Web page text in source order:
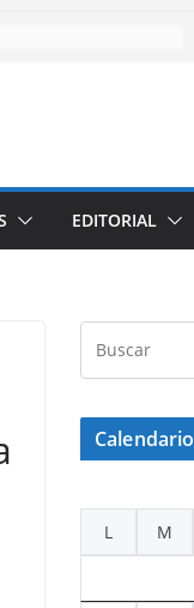
EDITORIAL
Calendario
L
M